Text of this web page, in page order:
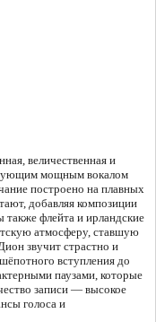
величественная и
мощным вокалом
построено на плавных
добавляя композиции
флейта и ирландские
атмосферу, ставшую
звучит страстно и
вступления до
паузами, которые
записи — высокое
голоса и